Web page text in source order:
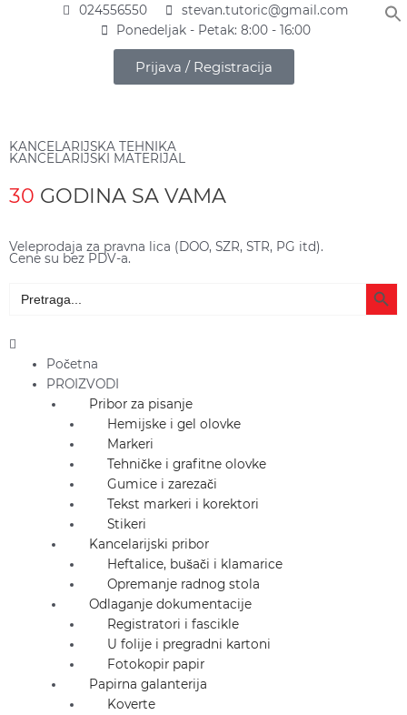
024556550
stevan.tutoric@gmail.com
Ponedeljak - Petak: 8:00 - 16:00
Prijava / Registracija
KANCELARIJSKA TEHNIKA
KANCELARIJSKI MATERIJAL
30 GODINA SA VAMA
Veleprodaja za pravna lica (DOO, SZR, STR, PG itd).
Cene su bez PDV-a.
for:
Search
Main
Menu
Početna
PROIZVODI
Pribor za pisanje
Hemijske i gel olovke
Markeri
Tehničke i grafitne olovke
Gumice i zarezači
Tekst markeri i korektori
Stikeri
Kancelarijski pribor
Heftalice, bušači i klamarice
Opremanje radnog stola
Odlaganje dokumentacije
Registratori i fascikle
U folije i pregradni kartoni
Fotokopir papir
Papirna galanterija
Koverte